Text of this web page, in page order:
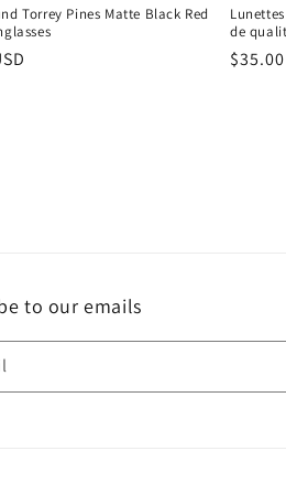
Torrey Pines Matte Black Red
de
Prix
to our emails